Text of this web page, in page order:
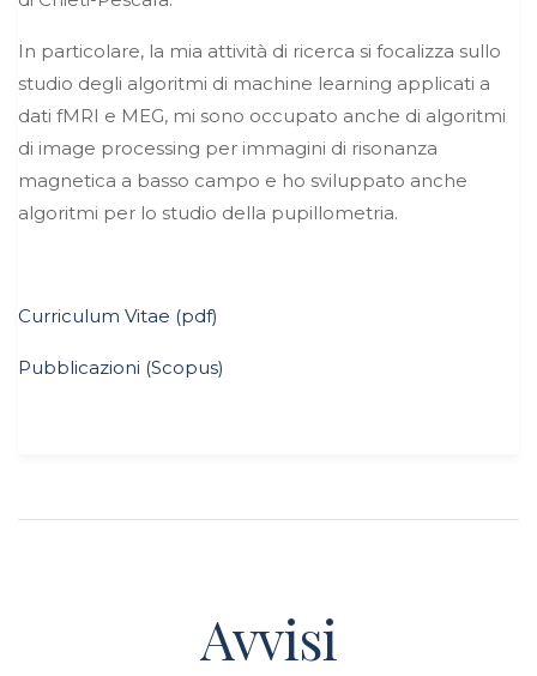
In particolare, la mia attività di ricerca si focalizza sullo
studio degli algoritmi di machine learning applicati a
dati fMRI e MEG, mi sono occupato anche di algoritmi
di image processing per immagini di risonanza
magnetica a basso campo e ho sviluppato anche
algoritmi per lo studio della pupillometria.
Curriculum Vitae (pdf)
Pubblicazioni (Scopus)
Avvisi